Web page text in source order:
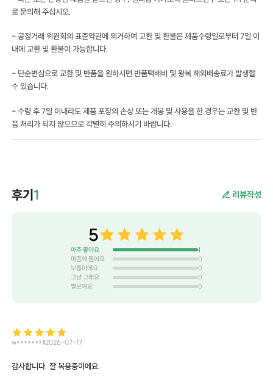
로 문의해 주십시오.
- 공정거래 위원회의 표준약관에 의거하여 교환 및 환불은 제품수령일로부터 7일 이
내에 교환 및 환불이 가능합니다.
- 단순변심으로 교환 및 반품을 원하시면 반품택배비 및 왕복 해외배송료가 발생할
수 있습니다.
- 수령 후 7일 이내라도 제품 포장의 손상 또는 개봉 및 사용을 한 경우는 교환 및 반
품 처리가 되지 않으므로 각별히 주의하시기 바랍니다.
후기1 리뷰작성
5
아주 좋아요
1
마음에 들어요
0
보통이에요
0
그냥 그래요
0
별로예요
0
w*******12026-07-17
감사합니다. 잘 복용중이에요.